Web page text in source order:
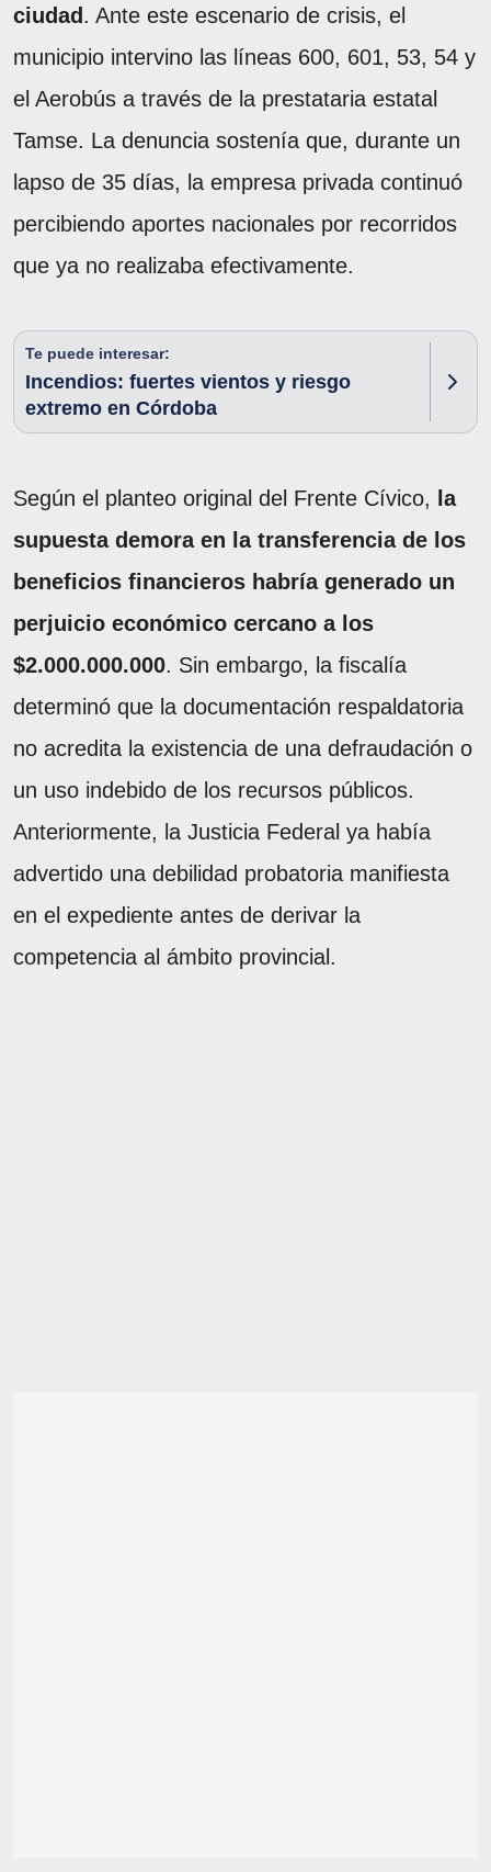
ciudad . Ante este escenario de crisis, el
municipio intervino las líneas 600, 601, 53, 54 y
el Aerobús a través de la prestataria estatal
Tamse. La denuncia sostenía que, durante un
lapso de 35 días, la empresa privada continuó
percibiendo aportes nacionales por recorridos
que ya no realizaba efectivamente.
Te puede interesar:
Incendios: fuertes vientos y riesgo
extremo en Córdoba
Según el planteo original del Frente Cívico,
la
supuesta demora en la transferencia de los
beneficios financieros habría generado un
perjuicio económico cercano a los
$2.000.000.000. Sin embargo, la fiscalía
determinó que la documentación respaldatoria
no acredita la existencia de una defraudación o
un uso indebido de los recursos públicos.
Anteriormente, la Justicia Federal ya había
advertido una debilidad probatoria manifiesta
en el expediente antes de derivar la
competencia al ámbito provincial.